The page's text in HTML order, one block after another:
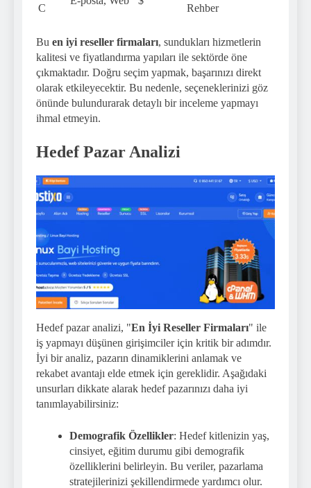
C Rehber
Bu en iyi reseller firmaları, sundukları hizmetlerin
kalitesi ve fiyatlandırma yapıları ile sektörde öne
çıkmaktadır. Doğru seçim yapmak, başarınızı direkt
olarak etkileyecektir. Bu nedenle, seçeneklerinizi göz
önünde bulundurarak detaylı bir inceleme yapmayı
ihmal etmeyin.
Hedef Pazar Analizi
Hedef pazar analizi, "En İyi Reseller Firmaları" ile
iş yapmayı düşünen girişimciler için kritik bir adımdır.
İyi bir analiz, pazarın dinamiklerini anlamak ve
rekabet avantajı elde etmek için gereklidir. Aşağıdaki
unsurları dikkate alarak hedef pazarınızı daha iyi
tanımlayabilirsiniz:
Demografik Özellikler: Hedef kitlenizin yaş,
cinsiyet, eğitim durumu gibi demografik
özelliklerini belirleyin. Bu veriler, pazarlama
stratejilerinizi şekillendirmede yardımcı olur.